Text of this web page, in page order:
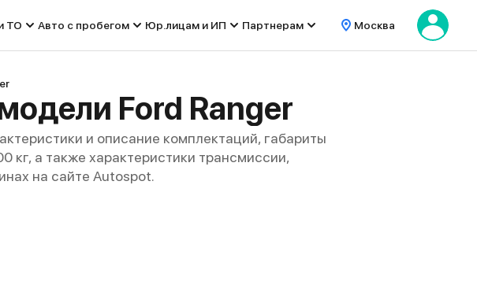
ТО Авто с пробегом Юр.лицам и ИП Партнерам Москва
Ford Ranger
и описание комплектаций, габариты
кг, а также характеристики трансмиссии,
на сайте Autospot.